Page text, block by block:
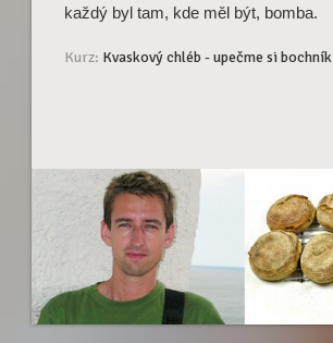
každý byl tam, kde měl být, bomba.
Kurz: Kvaskový chléb - upečme si bochník